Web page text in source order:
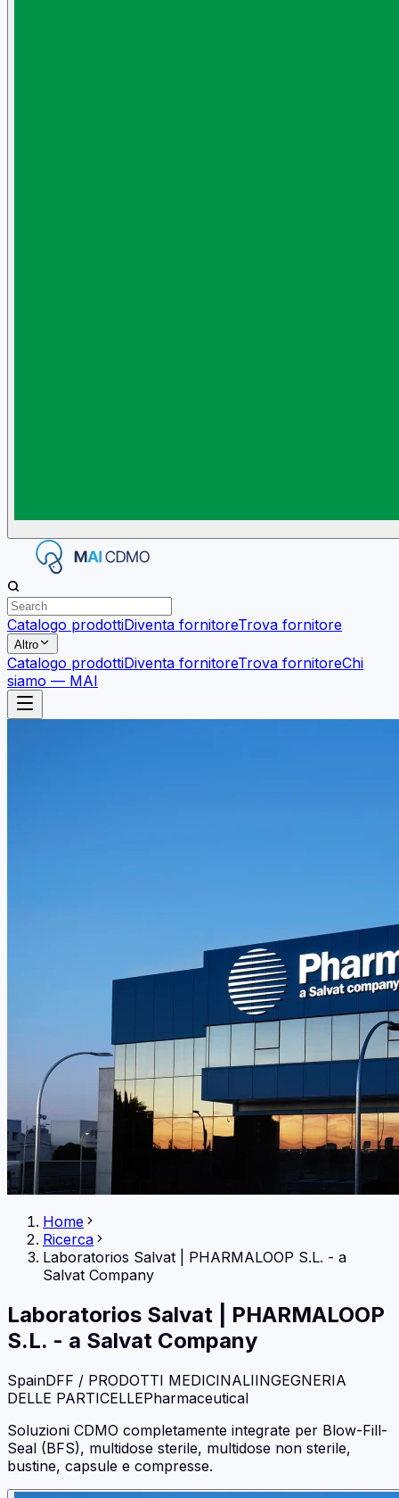
Catalogo prodottiDiventa fornitoreTrova fornitore
Altro
Catalogo prodottiDiventa fornitoreTrova fornitoreChi
siamo — MAI
Home
Ricerca
Laboratorios Salvat
PHARMALOOP S.L. - a
Salvat Company
Laboratorios Salvat
PHARMALOOP
S.L. - a Salvat Company
SpainDFF / PRODOTTI MEDICINALIINGEGNERIA
DELLE PARTICELLEPharmaceutical
Soluzioni CDMO completamente integrate per Blow-Fill-
Seal (BFS), multidose sterile, multidose non sterile,
bustine, capsule e compresse.